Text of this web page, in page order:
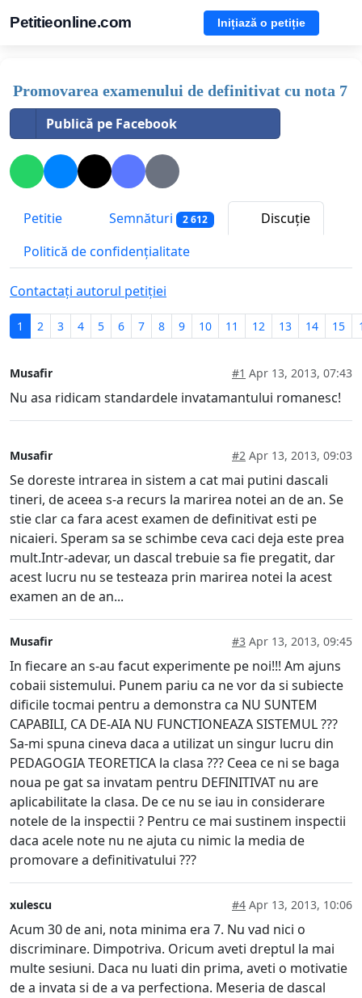
Petitieonline.com Inițiază o petiție
Promovarea examenului de definitivat cu nota 7
Publică pe Facebook
Petitie Semnături 2 612
Discuție
Politică de confidențialitate
Contactați autorul petiției
1 2 3 4 5 6 7 8 9 10 11 12 13 14 15
Musafir #1 Apr 13, 2013, 07:43
Nu asa ridicam standardele invatamantului romanesc!
Musafir #2 Apr 13, 2013, 09:03
Se doreste intrarea in sistem a cat mai putini dascali
tineri, de aceea s-a recurs la marirea notei an de an. Se
stie clar ca fara acest examen de definitivat esti pe
nicaieri. Speram sa se schimbe ceva caci deja este prea
mult.Intr-adevar, un dascal trebuie sa fie pregatit, dar
acest lucru nu se testeaza prin marirea notei la acest
examen an de an...
Musafir #3 Apr 13, 2013, 09:45
In fiecare an s-au facut experimente pe noi!!! Am ajuns
cobaii sistemului. Punem pariu ca ne vor da si subiecte
dificile tocmai pentru a demonstra ca NU SUNTEM
CAPABILI, CA DE-AIA NU FUNCTIONEAZA SISTEMUL ???
Sa-mi spuna cineva daca a utilizat un singur lucru din
PEDAGOGIA TEORETICA la clasa ??? Ceea ce ni se baga
noua pe gat sa invatam pentru DEFINITIVAT nu are
aplicabilitate la clasa. De ce nu se iau in considerare
notele de la inspectii ? Pentru ce mai sustinem inspectii
daca acele note nu ne ajuta cu nimic la media de
promovare a definitivatului ???
xulescu #4 Apr 13, 2013, 10:06
Acum 30 de ani, nota minima era 7. Nu vad nici o
discriminare. Dimpotriva. Oricum aveti dreptul la mai
multe sesiuni. Daca nu luati din prima, aveti o motivatie
de a invata si de a va perfectiona. Meseria de dascal